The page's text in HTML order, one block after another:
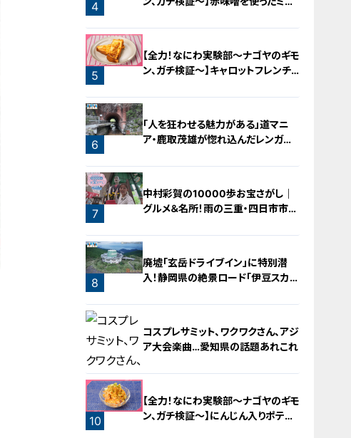
4
5
【全力！なにわ実験部～ナゴヤのギモ
ン、ガチ検証～】キャロットフレンチ
6
「人を狂わせる魅力がある」道マニ
ア・鹿取茂雄が惚れ込んだレンガの
7
中村彩賀の10000歩お宝さがし｜
グルメ＆名所！雨の三重・四日市市で
8
廃墟「玄岳ドライブイン」に特別潜
入！静岡県の絶景ロード「伊豆スカイ
コスプレサミット、ワクワクさん、アジ
ア大会楽曲…愛知県の話題あれこれ
10
【全力！なにわ実験部～ナゴヤのギモ
ン、ガチ検証～】にんじん入りポテト